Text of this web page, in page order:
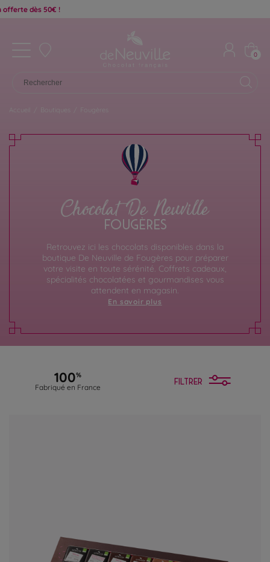
0
Accueil Boutiques Fougères
Chocolat De Neuville
FOUGÈRES
Retrouvez ici les chocolats disponibles dans la
boutique De Neuville de Fougères pour préparer
votre visite en toute sérénité. Coffrets cadeaux,
spécialités chocolatées et gourmandises vous
attendent en magasin.
En savoir plus
100%
Fabriqué en France
FILTRER